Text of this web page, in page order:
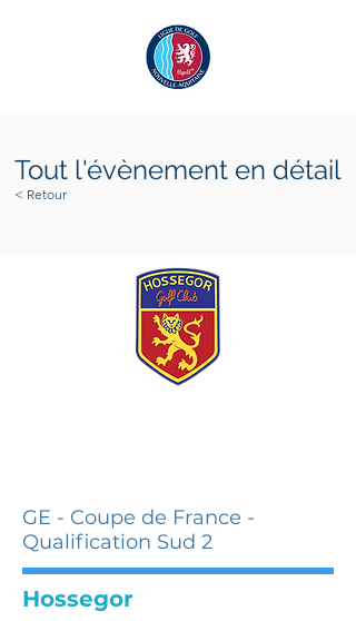
Tout l'évènement en détail
< Retour
GE - Coupe de France -
Qualification Sud 2
Hossegor